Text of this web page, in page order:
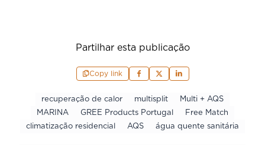
Partilhar esta publicação
Copy link
recuperação de calor multisplit
Multi + AQS
MARINA
GREE Products Portugal
Free Match
climatização residencial
AQS água quente sanitária